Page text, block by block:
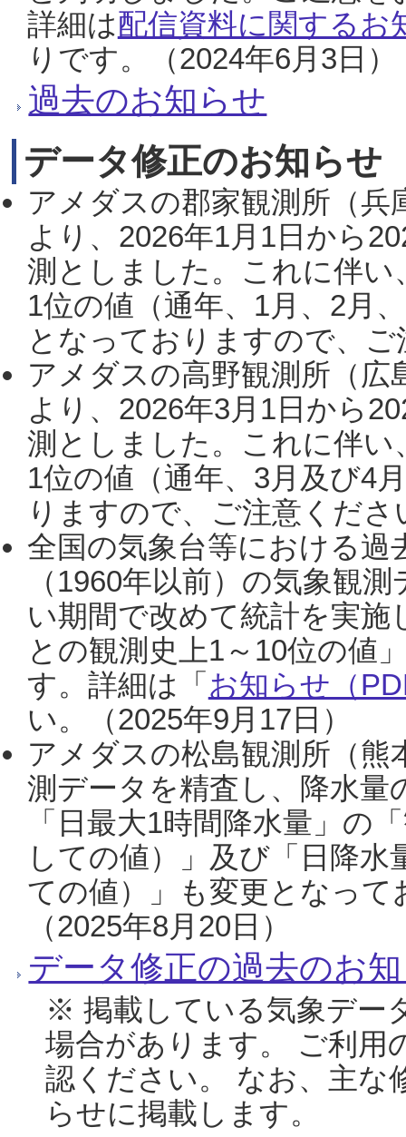
詳細は配信資料に関するお
りです。（2024年6月3日）
過去のお知らせ
データ修正のお知らせ
アメダスの郡家観測所（
より、2026年1月1日から
測としました。これに伴い
1位の値（通年、1月、2月
となっておりますので、
アメダスの高野観測所（
より、2026年3月1日から
測としました。これに伴い
1位の値（通年、3月及び4
りますので、ご注意くだ
全国の気象台等における過
（1960年以前）の気象観
い期間で改めて統計を実
との観測史上1～10位の値
す。詳細は「 お知らせ（
い。（2025年9月17日）
アメダスの松島観測所（熊
測データを精査し、降水
「日最大1時間降水量」の
しての値）」及び「日降
ての値）」も変更となっ
（2025年8月20日）
データ修正の過去のお
※ 掲載している気象デー
場合があります。 ご利用
認ください。 なお、主な
らせに掲載します。